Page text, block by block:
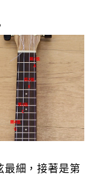
最細，接著是第